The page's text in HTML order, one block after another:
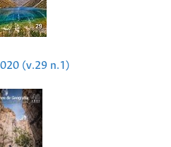
(v.29 n.1)